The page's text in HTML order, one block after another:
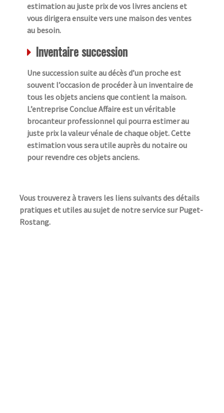
estimation au juste prix de vos livres anciens et
vous dirigera ensuite vers une maison des ventes
au besoin.
Inventaire succession
Une succession suite au décès d’un proche est
souvent l’occasion de procéder à un inventaire de
tous les objets anciens que contient la maison.
L’entreprise Conclue Affaire est un véritable
brocanteur professionnel qui pourra estimer au
juste prix la valeur vénale de chaque objet. Cette
estimation vous sera utile auprès du notaire ou
pour revendre ces objets anciens.
Vous trouverez à travers les liens suivants des détails
pratiques et utiles au sujet de notre service sur Puget-
Rostang.